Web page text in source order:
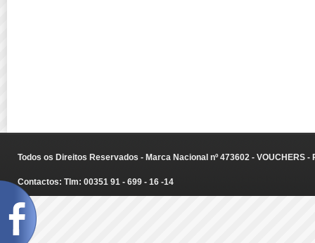
Todos os Direitos Reservados - Marca Nacional nº 473602 - VOUCHERS
Contactos: Tlm: 00351 91 - 699 - 16 -14